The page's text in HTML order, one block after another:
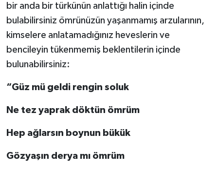
bir anda bir türkünün anlattığı halin içinde
bulabilirsiniz ömrünüzün yaşanmamış arzularının,
kimselere anlatamadığınız heveslerin ve
bencileyin tükenmemiş beklentilerin içinde
bulunabilirsiniz:
“Güz mü geldi rengin soluk
Ne tez yaprak döktün ömrüm
Hep ağlarsın boynun bükük
Gözyaşın derya mı ömrüm